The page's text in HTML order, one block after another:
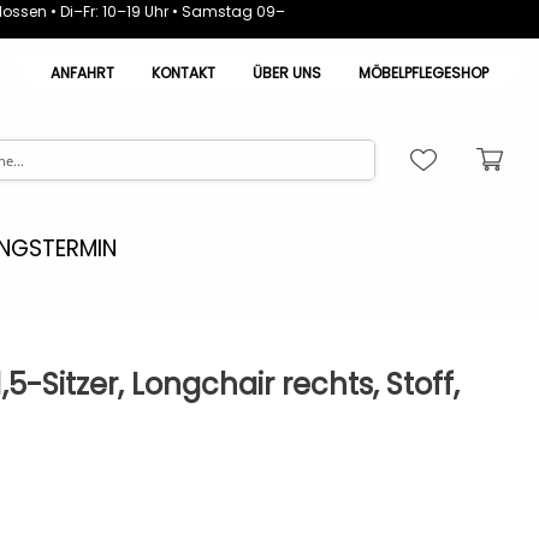
• Di–Fr: 10–19 Uhr • Samstag 09–
ANFAHRT
KONTAKT ÜBER UNS MÖBELPFLEGESHOP
Sitzer, Longchair rechts, Stoff,